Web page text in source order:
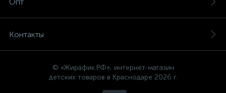
Контакты
© «Жирафик.РФ», интернет-магазин
детских товаров в Краснодаре 2026 г.